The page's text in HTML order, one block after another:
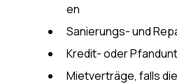
en
Sanierungs- und
Kredit- oder
Mietverträge, falls